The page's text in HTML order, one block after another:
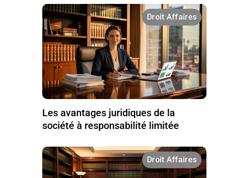
Droit Affaires
Les avantages juridiques de la
société à responsabilité limitée
Droit Affaires